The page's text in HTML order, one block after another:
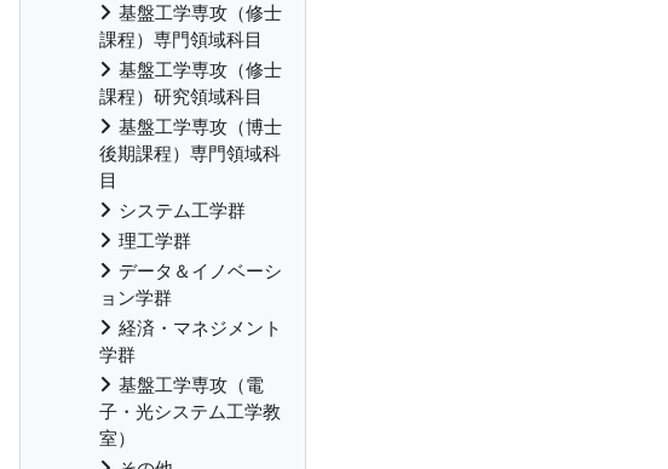
基盤工学専攻（修士
課程）専門領域科目
基盤工学専攻（修士
課程）研究領域科目
基盤工学専攻（博士
後期課程）専門領域科
目
システム工学群
理工学群
データ＆イノベーシ
ョン学群
経済・マネジメント
学群
基盤工学専攻（電
子・光システム工学教
室）